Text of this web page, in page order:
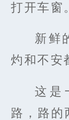
打开车窗
新鲜
灼和不安
这是
路，路的